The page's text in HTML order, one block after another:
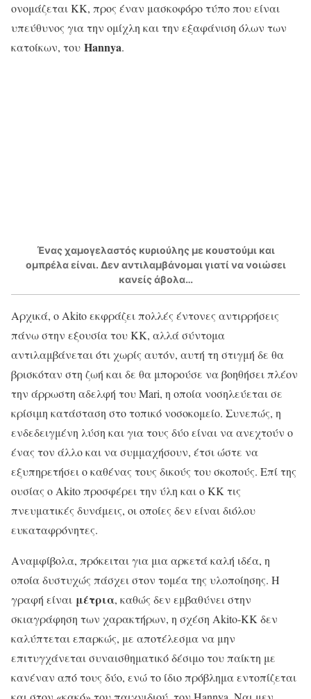
ονομάζεται KK, προς έναν μασκοφόρο τύπο που είναι
υπεύθυνος για την ομίχλη και την εξαφάνιση όλων των
κατοίκων, του Hannya.
Ένας χαμογελαστός κυριούλης με κουστούμι και
ομπρέλα είναι. Δεν αντιλαμβάνομαι γιατί να νοιώσει
κανείς άβολα…
Αρχικά, ο Akito εκφράζει πολλές έντονες αντιρρήσεις
πάνω στην εξουσία του KK, αλλά σύντομα
αντιλαμβάνεται ότι χωρίς αυτόν, αυτή τη στιγμή δε θα
βρισκόταν στη ζωή και δε θα μπορούσε να βοηθήσει πλέον
την άρρωστη αδελφή του Mari, η οποία νοσηλεύεται σε
κρίσιμη κατάσταση στο τοπικό νοσοκομείο. Συνεπώς, η
ενδεδειγμένη λύση και για τους δύο είναι να ανεχτούν ο
ένας τον άλλο και να συμμαχήσουν, έτσι ώστε να
εξυπηρετήσει ο καθένας τους δικούς του σκοπούς. Επί της
ουσίας ο Akito προσφέρει την ύλη και ο KK τις
πνευματικές δυνάμεις, οι οποίες δεν είναι διόλου
ευκαταφρόνητες.
Αναμφίβολα, πρόκειται για μια αρκετά καλή ιδέα, η
οποία δυστυχώς πάσχει στον τομέα της υλοποίησης. Η
γραφή είναι μέτρια, καθώς δεν εμβαθύνει στην
σκιαγράφηση των χαρακτήρων, η σχέση Akito-KK δεν
καλύπτεται επαρκώς, με αποτέλεσμα να μην
επιτυγχάνεται συναισθηματικό δέσιμο του παίκτη με
κανέναν από τους δύο, ενώ το ίδιο πρόβλημα εντοπίζεται